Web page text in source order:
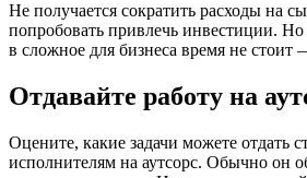
Не получается сократить расходы на
попробовать привлечь инвестиции. Но
в сложное для бизнеса время не стоит
Отдавайте работу на
Оцените, какие задачи можете отдать
исполнителям на аутсорс. Обычно он